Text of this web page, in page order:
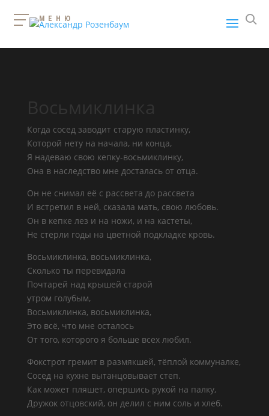
Восьмиклинка
Когда сосед заводит старую пластинку,
Которой нету на начала, ни конца,
Я надеваю свою кепку-восьмиклинку,
Она в наследство мне досталась от отца.
Он не снимал её с рассвета до рассвета
И встретил в ней, сказала мать, свою любовь.
Он в кепке лез и на ножи, и на кастеты,
Не стерли годы на цветной подкладке кровь.
Восьмиклинка, восьмиклинка,
Сколько ты перевидала
Почтарей над крышей старой
утром голубым,
Восьмиклинка, восьмиклинка,
Это всё, что мне осталось
От того, которого я больше всех любил.
Фокстрот гремит в размякшей, тёплой коммуналке,
Сосед на кухне вытанцовывает степ.
Как может пляшет, опершись рукой на палку,
Дружок отцовский, он делил с ним соль и хлеб.
МЕНЮ